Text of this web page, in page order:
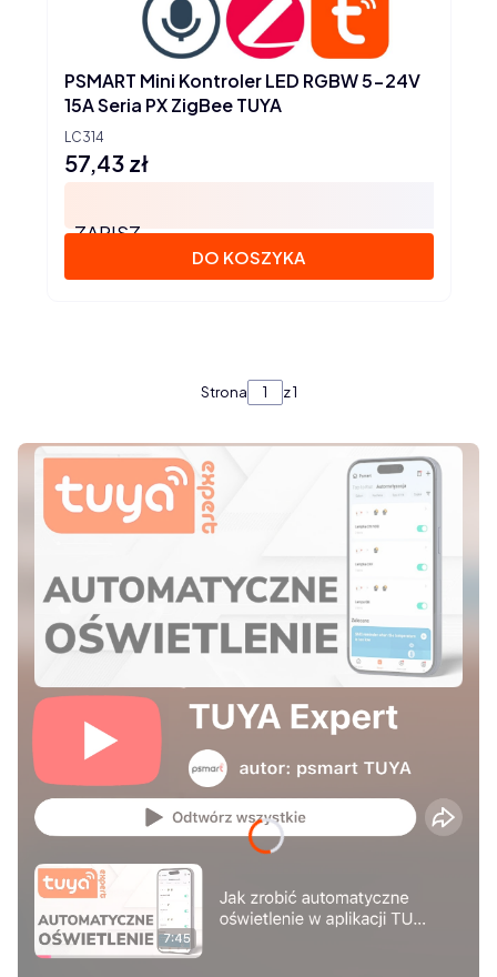
LC314
PSMART Mini Kontroler LED RGBW 5-24V
15A Seria PX ZigBee TUYA
Cena
57,43 zł
ZAPISZ
DO KOSZYKA
Strona z 1